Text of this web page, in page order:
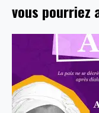
vous pourriez